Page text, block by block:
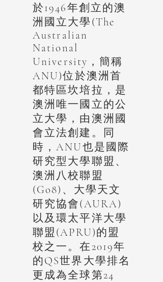
於1946年創立的澳
洲國立大學(The
Australian
National
University，簡稱
ANU)位於澳洲首
都特區坎培拉，是
澳洲唯一國立的公
立大學，由澳洲國
會立法創建。同
時，ANU也是國際
研究型大學聯盟、
澳洲八校聯盟
(Go8)、大學天文
研究協會(AURA)
以及環太平洋大學
聯盟(APRU)的盟
校之一。在2019年
的QS世界大學排名
更成為全球第24